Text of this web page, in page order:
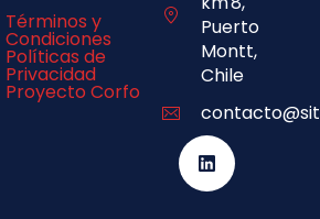
Términos y
Condiciones
Políticas de
Privacidad
Proyecto Corfo
Puerto
Montt,
Chile